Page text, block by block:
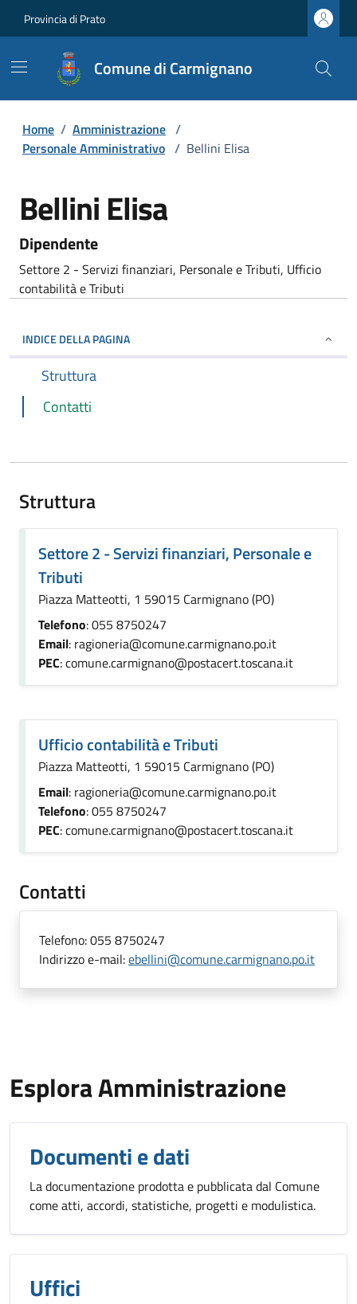
Provincia di Prato
Comune di Carmignano
Home / Amministrazione /
Personale Amministrativo / Bellini Elisa
Bellini Elisa
Dipendente
Settore 2 - Servizi finanziari, Personale e Tributi, Ufficio
contabilità e Tributi
INDICE DELLA PAGINA
Struttura
Contatti
Struttura
Settore 2 - Servizi finanziari, Personale e
Tributi
Piazza Matteotti, 1 59015 Carmignano (PO)
Telefono: 055 8750247
Email: ragioneria@comune.carmignano.po.it
PEC: comune.carmignano@postacert.toscana.it
Ufficio contabilità e Tributi
Piazza Matteotti, 1 59015 Carmignano (PO)
Email: ragioneria@comune.carmignano.po.it
Telefono: 055 8750247
PEC: comune.carmignano@postacert.toscana.it
Contatti
Telefono:055 8750247
Indirizzo e-mail:ebellini@comune.carmignano.po.it
Esplora Amministrazione
Documenti e dati
La documentazione prodotta e pubblicata dal Comune
come atti, accordi, statistiche, progetti e modulistica.
Uffici